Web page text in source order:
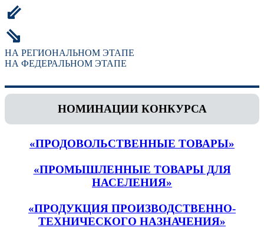
⇙
⇘
НА РЕГИОНАЛЬНОМ ЭТАПЕ
НА ФЕДЕРАЛЬНОМ ЭТАПЕ
НОМИНАЦИИ КОНКУРСА
«ПРОДОВОЛЬСТВЕННЫЕ ТОВАРЫ»
«ПРОМЫШЛЕННЫЕ ТОВАРЫ ДЛЯ
НАСЕЛЕНИЯ»
«ПРОДУКЦИЯ ПРОИЗВОДСТВЕННО-
ТЕХНИЧЕСКОГО НАЗНАЧЕНИЯ»